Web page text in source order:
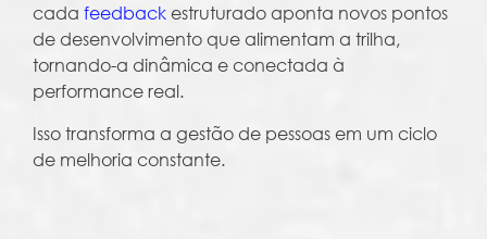
cada feedbackestruturado aponta novos pontos
de desenvolvimento que alimentam a trilha,
tornando-a dinâmica e conectada à
performance real.
Isso transforma a gestão de pessoas em um ciclo
de melhoria constante.